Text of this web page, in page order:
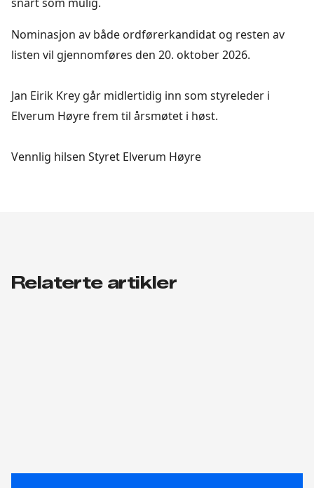
Nominasjon av både ordførerkandidat og resten av
listen vil gjennomføres den 20. oktober 2026.
Jan Eirik Krey går midlertidig inn som styreleder i
Elverum Høyre frem til årsmøtet i høst.
Vennlig hilsen Styret Elverum Høyre
Relaterte artikler